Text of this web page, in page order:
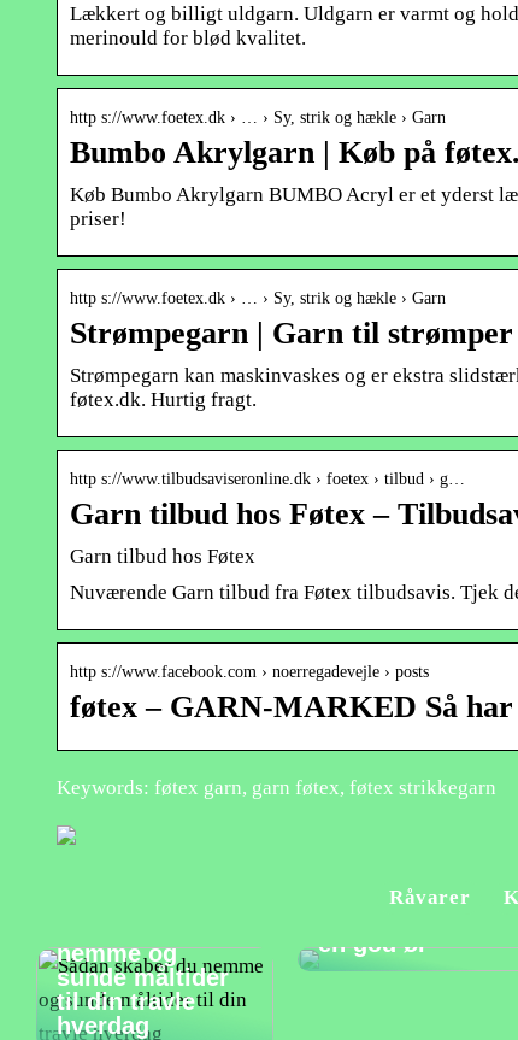
Lækkert og billigt uldgarn. Uldgarn er varmt og
merinould for blød kvalitet.
http s://www.foetex.dk › … › Sy, strik og hækle › Garn
Bumbo Akrylgarn | Køb på
Køb Bumbo Akrylgarn BUMBO Acryl er et yderst
priser!
http s://www.foetex.dk › … › Sy, strik og hækle › Garn
Strømpegarn | Garn til
Strømpegarn kan maskinvaskes og er ekstra
føtex.dk. Hurtig fragt.
http s://www.tilbudsaviseronline.dk › foetex › tilbud › g…
Garn tilbud hos Føtex –
Garn tilbud hos Føtex
Nuværende Garn tilbud fra Føtex tilbudsavis. Tjek
http s://www.facebook.com › noerregadevejle › posts
føtex – GARN-MARKED Så
Keywords: føtex garn, garn føtex, føtex strikkegarn
Råvarer
nemme og
sunde måltider
til din travle
hverdag
Et godt måltid
en god øl